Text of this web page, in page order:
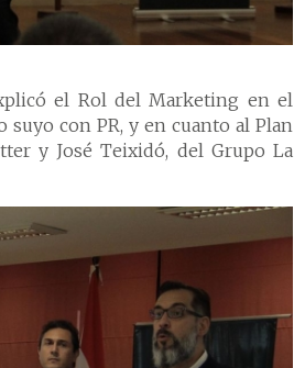
el Rol del Marketing en el
con PR, y en cuanto al Plan
y José Teixidó, del Grupo La